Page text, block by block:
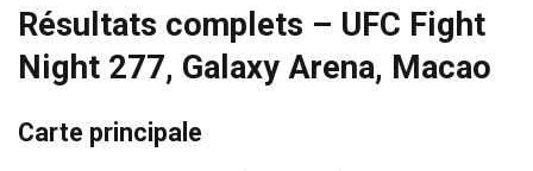
Résultats complets – UFC Fight
Night 277, Galaxy Arena, Macao
Carte principale